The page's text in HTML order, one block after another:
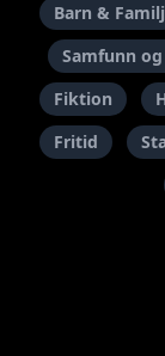
Barn & Familj
Samfunn
Fiktion
Fritid